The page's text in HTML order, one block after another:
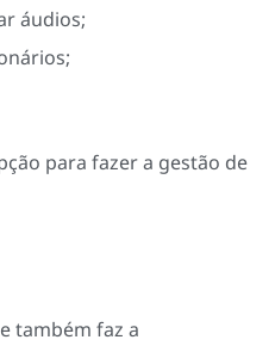
áudios;
para fazer a gestão de
também faz a